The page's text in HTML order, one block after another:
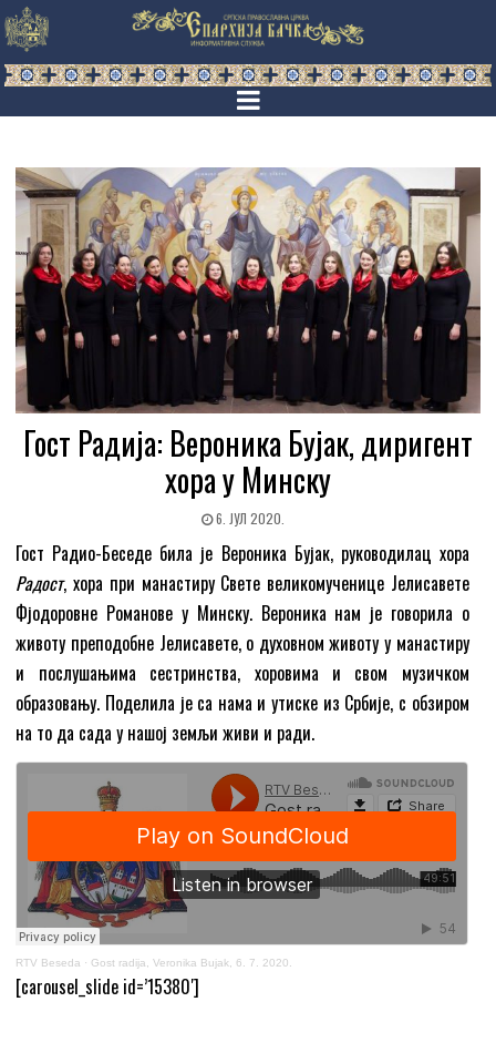
Гост Радија: Вероника Бујак, диригент
хора у Минску
6. ЈУЛ 2020.
Гост Радио-Беседе била је Вероника Бујак, руководилац хора
Радост, хора при манастиру Свете великомученице Јелисавете
Фјодоровне Романове у Минску. Вероника нам је говорила о
животу преподобне Јелисавете, о духовном животу у манастиру
и послушањима сестринства, хоровима и свом музичком
образовању. Поделила је са нама и утиске из Србије, с обзиром
на то да сада у нашој земљи живи и ради.
RTV Beseda ·Gost radija, Veronika Bujak, 6. 7. 2020.
[carousel_slide id=’15380′]